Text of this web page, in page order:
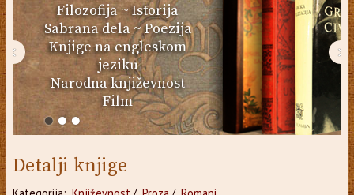
Filozofija~Istorija
Sabrana dela~Poezija
Knjige na engleskom
jeziku
Narodna književnost
Film
‹ ›
Detalji knjige